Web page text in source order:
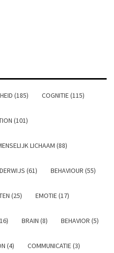
(185) COGNITIE (115)
(101)
LICHAAM (88)
(61) BEHAVIOUR (55)
(25) EMOTIE (17)
BRAIN (8) BEHAVIOR (5)
(4) COMMUNICATIE (3)